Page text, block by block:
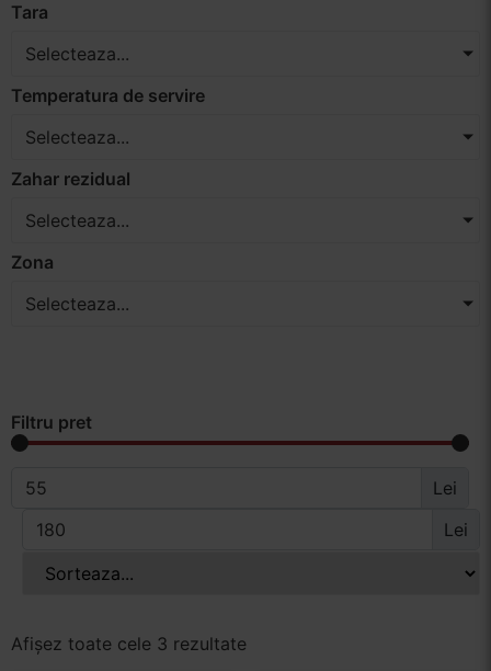
Tara
Selecteaza...
Temperatura de servire
Selecteaza...
Zahar rezidual
Selecteaza...
Zona
Selecteaza...
Filtru pret
Lei
Lei
Afișez toate cele 3 rezultate